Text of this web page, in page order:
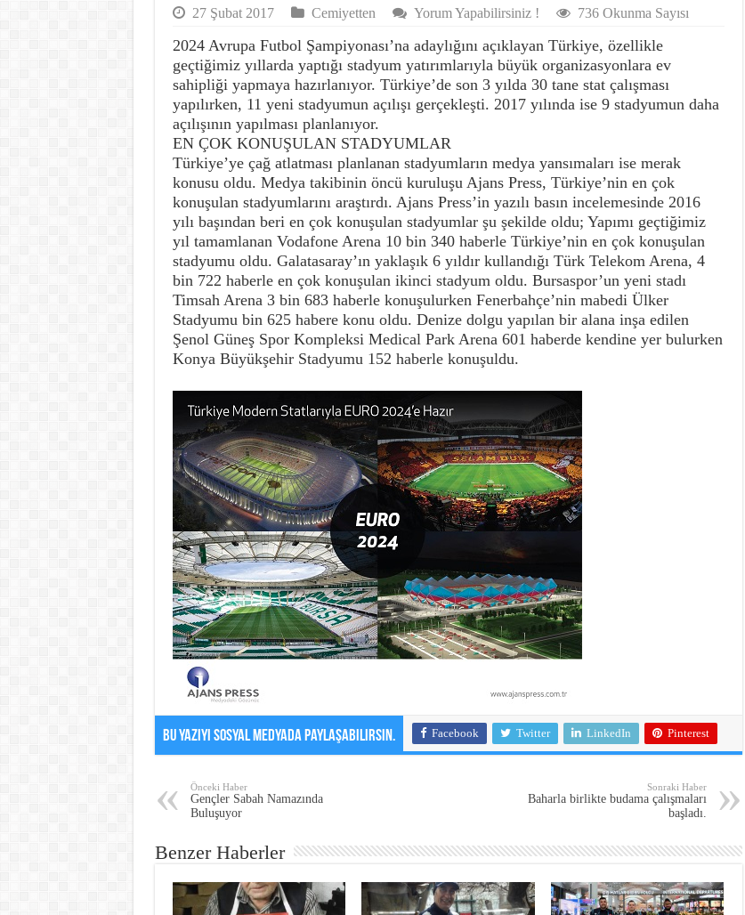
27 Şubat 2017 Cemiyetten Yorum Yapabilirsiniz ! 736 Okunma Sayısı
2024 Avrupa Futbol Şampiyonası’na adaylığını açıklayan Türkiye, özellikle
geçtiğimiz yıllarda yaptığı stadyum yatırımlarıyla büyük organizasyonlara ev
sahipliği yapmaya hazırlanıyor. Türkiye’de son 3 yılda 30 tane stat çalışması
yapılırken, 11 yeni stadyumun açılışı gerçekleşti. 2017 yılında ise 9 stadyumun daha
açılışının yapılması planlanıyor.
EN ÇOK KONUŞULAN STADYUMLAR
Türkiye’ye çağ atlatması planlanan stadyumların medya yansımaları ise merak
konusu oldu. Medya takibinin öncü kuruluşu Ajans Press, Türkiye’nin en çok
konuşulan stadyumlarını araştırdı. Ajans Press’in yazılı basın incelemesinde 2016
yılı başından beri en çok konuşulan stadyumlar şu şekilde oldu; Yapımı geçtiğimiz
yıl tamamlanan Vodafone Arena 10 bin 340 haberle Türkiye’nin en çok konuşulan
stadyumu oldu. Galatasaray’ın yaklaşık 6 yıldır kullandığı Türk Telekom Arena, 4
bin 722 haberle en çok konuşulan ikinci stadyum oldu. Bursaspor’un yeni stadı
Timsah Arena 3 bin 683 haberle konuşulurken Fenerbahçe’nin mabedi Ülker
Stadyumu bin 625 habere konu oldu. Denize dolgu yapılan bir alana inşa edilen
Şenol Güneş Spor Kompleksi Medical Park Arena 601 haberde kendine yer bulurken
Konya Büyükşehir Stadyumu 152 haberle konuşuldu.
Bu Yazıyı Sosyal Medyada Paylaşabilirsin. Facebook Twitter LinkedIn Pinterest
Önceki Haber
Gençler Sabah Namazında
Buluşuyor
Sonraki Haber
Baharla birlikte budama çalışmaları
başladı.
Benzer Haberler